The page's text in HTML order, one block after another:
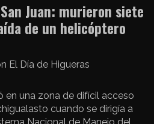
Juan: murieron siete
de un helicóptero
El Día de Higueras
en una zona de difícil acceso
cuando se dirigía a